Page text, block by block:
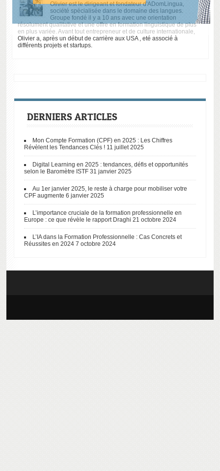
Olivier est le dirigeant et fondateur d'ADomLingua,
société spécialisée dans le domaine des langues.
Groupe fondé il y a 10 ans avec une orientation
résolument qualitative et une offre en formation linguistique de plus
en plus variée. Avant tout entrepreneur et de culture internationale,
Olivier a, après un début de carrière aux USA , eté associé à
différents projets et startups.
DERNIERS ARTICLES
Mon Compte Formation (CPF) en 2025 : Les Chiffres
Révèlent les Tendances Clés ! 11 juillet 2025
Digital Learning en 2025 : tendances, défis et opportunités
selon le Baromètre ISTF 31 janvier 2025
Au 1er janvier 2025, le reste à charge pour mobiliser votre
CPF augmente 6 janvier 2025
L’importance cruciale de la formation professionnelle en
Europe : ce que révèle le rapport Draghi 21 octobre 2024
L’IA dans la Formation Professionnelle : Cas Concrets et
Réussites en 2024 7 octobre 2024